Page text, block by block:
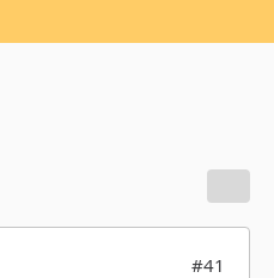
#41